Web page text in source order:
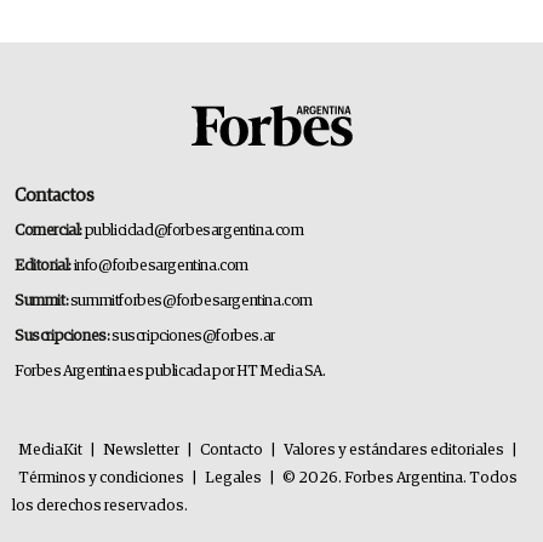
Contactos
Comercial:publicidad@forbesargentina.com
Editorial:info@forbesargentina.com
Summit:summitforbes@forbesargentina.com
Suscripciones:suscripciones@forbes.ar
Forbes Argentina es publicada por HT Media SA.
MediaKit Newsletter Contacto Valores y estándares editoriales
Términos y condiciones
Legales
© 2026. Forbes Argentina. Todos
los derechos reservados.